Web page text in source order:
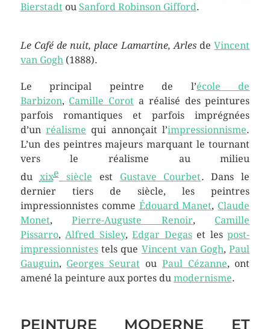
Bierstadtou Sanford Robinson Gifford.
Le Café de nuit, place Lamartine, ArlesdeVincent
van Gogh(1888).
Le principal peintre de l’école de
Barbizon, Camille Corot a réalisé des peintures
parfois romantiques et parfois imprégnées
d’unréalisme qui annonçait l’impressionnisme.
L’un des peintres majeurs marquant le tournant
vers le réalisme au milieu
du xixesiècle est Gustave Courbet. Dans le
dernier tiers de siècle, les peintres
impressionnistes comme Édouard Manet, Claude
Monet,Pierre-Auguste Renoir, Camille
Pissarro,Alfred Sisley,Edgar Degaset lespost-
impressionnistestels que Vincent van Gogh,Paul
Gauguin, Georges Seurat ou Paul Cézanne, ont
amené la peinture aux portes du modernisme.
PEINTURE MODERNE ET